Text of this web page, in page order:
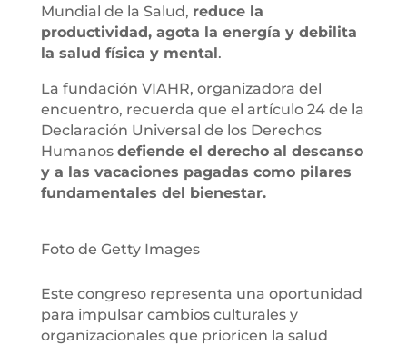
Mundial de la Salud, reduce la
productividad, agota la energía y debilita
la salud física y mental.
La fundación VIAHR, organizadora del
encuentro, recuerda que el artículo 24 de la
Declaración Universal de los Derechos
Humanos defiende el derecho al descanso
y a las vacaciones pagadas como pilares
fundamentales del bienestar.
Foto de Getty Images
Este congreso representa una oportunidad
para impulsar cambios culturales y
organizacionales que prioricen la salud